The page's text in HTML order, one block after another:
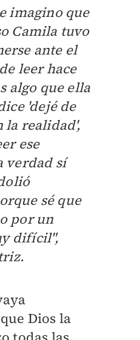
imagino que
Camila tuvo
ante el
leer hace
algo que ella
'dejé de
la realidad',
ese
verdad sí
sé que
por un
difícil",
Dios la